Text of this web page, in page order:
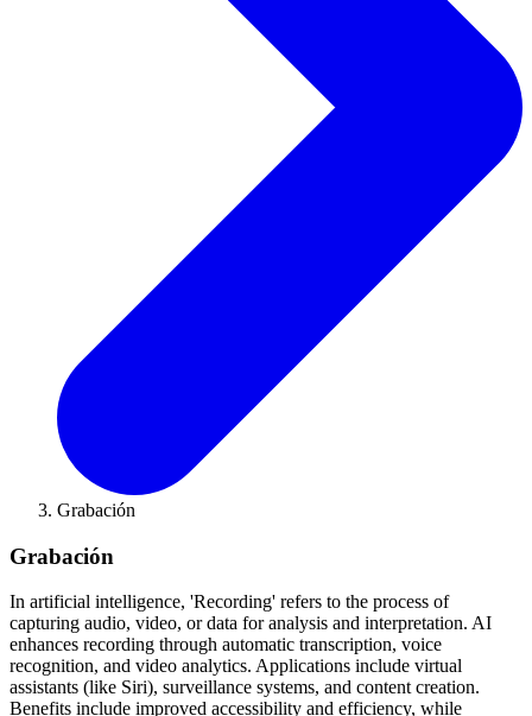
Grabación
Grabación
In artificial intelligence, 'Recording' refers to the process of
capturing audio, video, or data for analysis and interpretation. AI
enhances recording through automatic transcription, voice
recognition, and video analytics. Applications include virtual
assistants (like Siri), surveillance systems, and content creation.
Benefits include improved accessibility and efficiency, while